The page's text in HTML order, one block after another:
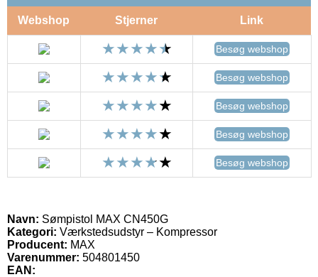
Webshop Stjerner Link
Besøg webshop
Besøg webshop
Besøg webshop
Besøg webshop
Besøg webshop
Navn: Sømpistol MAX CN450G
Kategori: Værkstedsudstyr – Kompressor
Producent: MAX
Varenummer: 504801450
EAN: